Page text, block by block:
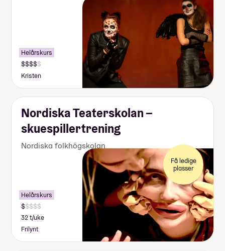
Helårskurs
Kristen
Nordiska Teaterskolan –
skuespillertrening
Nordiska folkhögskolan
Få ledige
plasser
Helårskurs
32 t/uke
Frilynt